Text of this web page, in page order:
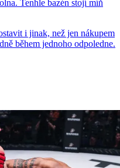
Tenhle bazén stojí míň
i jinak, než jen nákupem
během jednoho odpoledne.